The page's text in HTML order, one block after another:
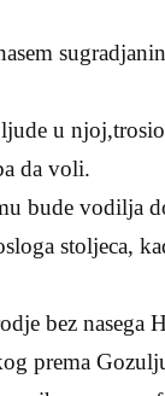
u
da voli.
bude vodilja
stoljeca,
bez nasega
prema